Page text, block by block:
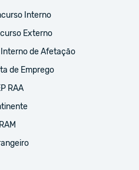
Interno
Externo
Interno de Afetação
de Emprego
RAA
RAM